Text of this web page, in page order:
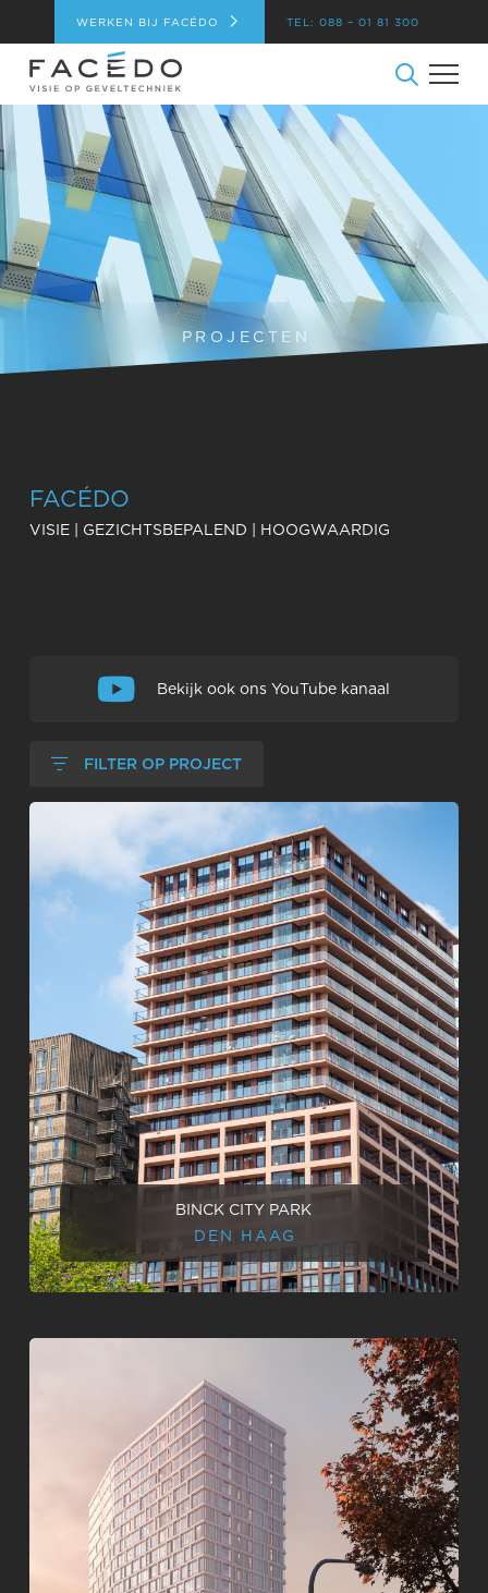
WERKEN BIJ FACÉDO TEL: 088 – 01 81 300
PROJECTEN
FACÉDO
VISIE | GEZICHTSBEPALEND | HOOGWAARDIG
Bekijk ook ons YouTube kanaal
FILTER OP PROJECT
BINCK CITY PARK
DEN HAAG